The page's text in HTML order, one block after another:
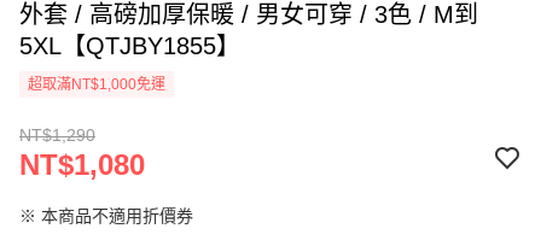
外套 / 高磅加厚保暖 / 男女可穿 / 3色 / M到
5XL【QTJBY1855】
超取滿NT$1,000免運
NT$1,290
NT$1,080
※ 本商品不適用折價券